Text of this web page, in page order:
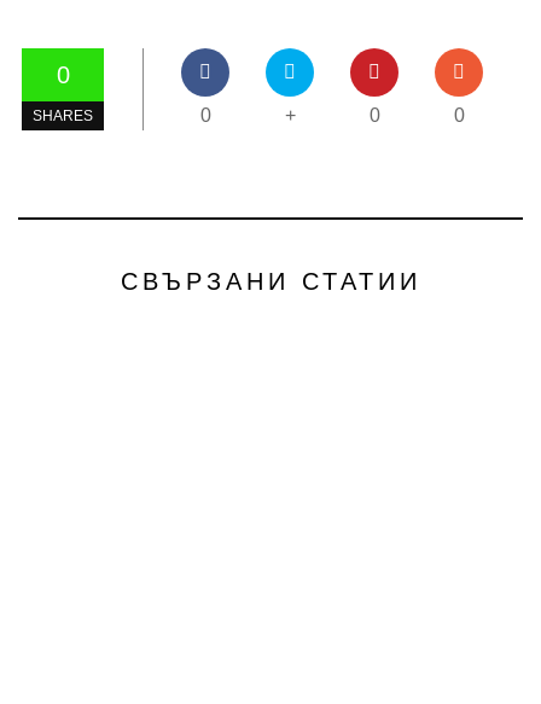
0
SHARES 0 + 0 0
СВЪРЗАНИ СТАТИИ